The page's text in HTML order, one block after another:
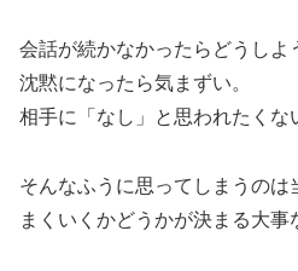
会話が続かなかったらどうしよ
沈黙になったら気まずい。
相手に「なし」と思われたくな
そんなふうに思ってしまうのは
まくいくかどうかが決まる大事